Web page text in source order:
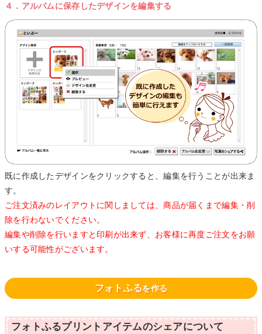
４．アルバムに保存したデザインを編集する
既に作成したデザインをクリックすると、編集を行うことが出来ま
す。
ご注文済みのレイアウトに関しましては、商品が届くまで編集・削
除を行わないでください。
編集や削除を行いますと印刷が出来ず、お客様に再度ご注文をお願
いする可能性がございます。
フォトふるを作る
フォトふるプリントアイテムのシェアについて